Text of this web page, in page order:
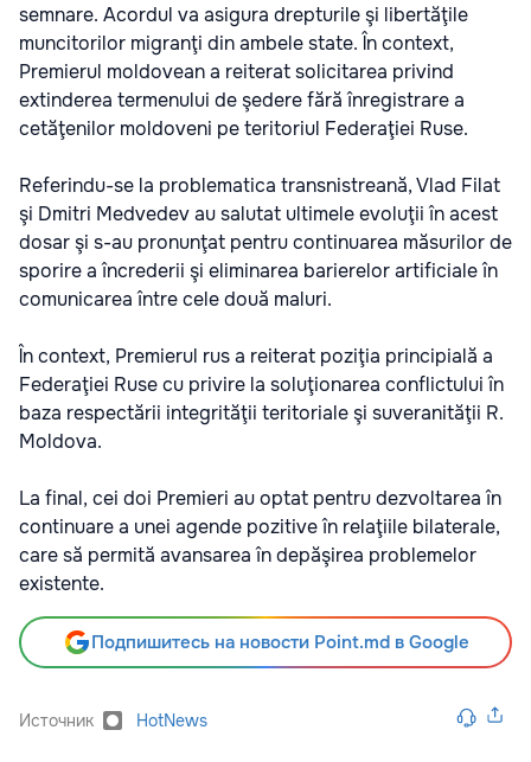
semnare. Acordul va asigura drepturile şi libertăţile
muncitorilor migranţi din ambele state. În context,
Premierul moldovean a reiterat solicitarea privind
extinderea termenului de şedere fără înregistrare a
cetăţenilor moldoveni pe teritoriul Federaţiei Ruse.
Referindu-se la problematica transnistreană, Vlad Filat
şi Dmitri Medvedev au salutat ultimele evoluţii în acest
dosar şi s-au pronunţat pentru continuarea măsurilor de
sporire a încrederii şi eliminarea barierelor artificiale în
comunicarea între cele două maluri.
În context, Premierul rus a reiterat poziţia principială a
Federaţiei Ruse cu privire la soluţionarea conflictului în
baza respectării integrităţii teritoriale şi suveranităţii R.
Moldova.
La final, cei doi Premieri au optat pentru dezvoltarea în
continuare a unei agende pozitive în relaţiile bilaterale,
care să permită avansarea în depăşirea problemelor
existente.
Подпишитесь на новости Point.md в Google
Источник HotNews